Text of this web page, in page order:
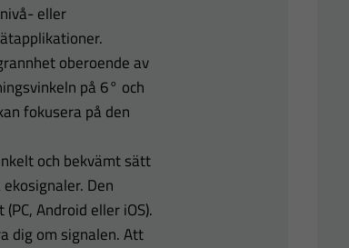
eller
oberoende av
på 6° och
fokusera på den
och bekvämt sätt
Den
Android eller iOS).
dig om signalen. Att